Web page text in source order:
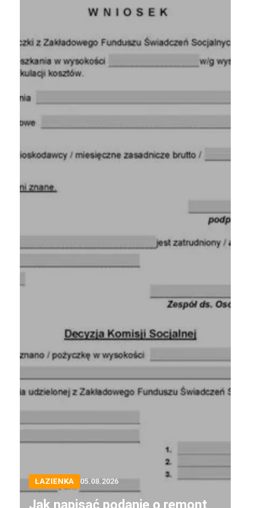
ŁAZIENKA 05.08.2026
Jak napisać podanie o remont